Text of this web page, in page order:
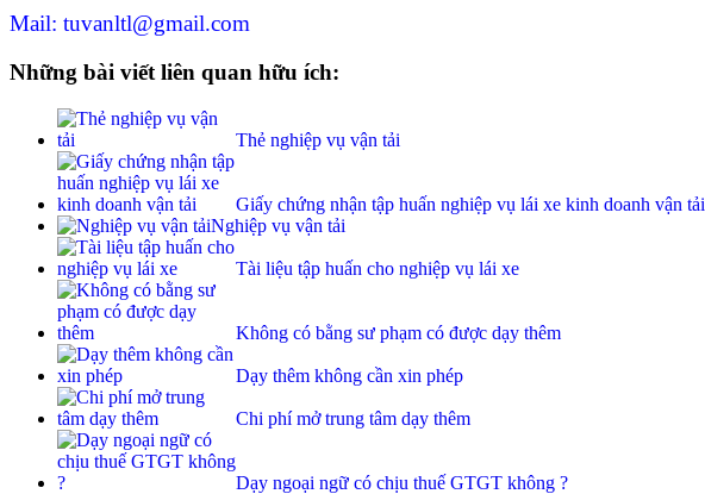
Mail: tuvanltl@gmail.com
Những bài viết liên quan hữu ích:
Thẻ nghiệp vụ vận tải
Giấy chứng nhận tập huấn nghiệp vụ lái xe kinh doanh vận tải
Nghiệp vụ vận tải
Tài liệu tập huấn cho nghiệp vụ lái xe
Không có bằng sư phạm có được dạy thêm
Dạy thêm không cần xin phép
Chi phí mở trung tâm dạy thêm
Dạy ngoại ngữ có chịu thuế GTGT không ?